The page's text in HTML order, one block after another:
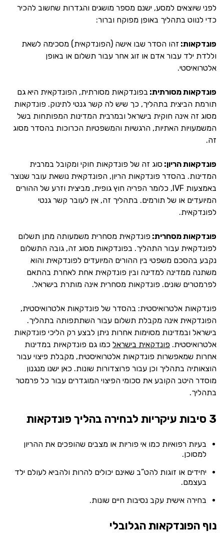
לפני שיוצאים למסע, ישנם מספר מושגים והגדרות שחשוב להכיר
כדי לנווט בתהליך באופן מפוקח וברור:
פונדקאות: זהו הסדר שבו אישה (הפונדקאית) מסכימה לשאת
וללדת ילד עבור אדם או זוג אחר עבור תשלום או באופן
אלטרואיסטי.
פונדקאות מסורתית: בפונדקאות מסורתית, הפונדקאית היא גם
תורמת הביצית בתהליך, כך שיש לה קשר גנטי לתינוק. פונדקאות
מסוג זה אינה חוקית בישראל ובמרבית המדינות המפותחות בשל
המשמעויות האתיות, הרגשיות והמשפטיות הכרוכות בהסדר מסוג
זה.
פונדקאות הריון: סוג זה של פונדקאות חוקי ומקובל במרבית
המדינות. בהסדר פונדקאות הריון, הפונדקאית נושאת עובר שנוצר
באמצעות IVF, כלומר הפריה חוץ גופית, מביצית וזרע של ההורים
המיועדים או של תורמים. בתהליך זה, אין לעובר קשר גנטי
לפונדקאית.
פונדקאות מסחרית: פונדקאית מסחרית משמעותה מתן תשלום
לפונדקאית עבור התהליך. בפונדקאות מסוג זה, גובה התשלום
נקבע בהסכם משפטי בין ההורים המיועדים לפונדקאית והוא
משתנה ממדינה למדינה ובין פונדקאית אחת לאחרת בהתאם
לפרמטרים שונים. פונדקאות מסחרית אינה מותרת בישראל.
פונדקאות אלטרואיסטית: בהסדר של פונדקאות אלטרואיסטית,
הפונדקאית אינה מקבלת תשלום עבור השתתפותה בתהליך.
בישראל ובמדינות מסוימות אחרות ניתן לבצע רק הליכי פונדקאות
אלטרואיסטית. פונדקאית בישראל כמו גם פונדקאיות במדינות
אחרות שמאפשרות פונדקאות אלטרואיסטית, מקבלת פיצוי עבור
הוצאותיה בתהליך וכן עבור פרוצדורות שונות. כאן ישנו מנגנון
מוסדר היטב הקובע את סכומי הפיצוי המוגדרים עבור כל פרמטר
בתהליך.
3 סיבות עיקריות לבחירה בהליך פונדקאות
בעיות רפואיות כמו אי פוריות או מצבים שהופכים את ההריון
למסוכן.
יחידים או זוגות להט”ב שאינם יכולים להרות ולהביא לעולם ילד
בעצמם.
בחירה אישית עקב נסיבות חיים שונות.
נוף הפונדקאות הגלובלי